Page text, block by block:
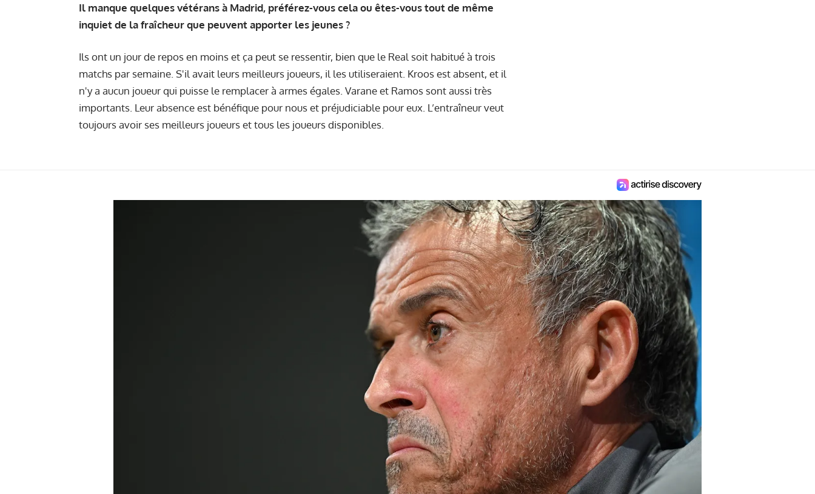
Il manque quelques vétérans à Madrid, préférez-vous cela ou êtes-vous tout de même
inquiet de la fraîcheur que peuvent apporter les jeunes ?
Ils ont un jour de repos en moins et ça peut se ressentir, bien que le Real soit habitué à trois
matchs par semaine. S'il avait leurs meilleurs joueurs, il les utiliseraient. Kroos est absent, et il
n'y a aucun joueur qui puisse le remplacer à armes égales. Varane et Ramos sont aussi très
importants. Leur absence est bénéfique pour nous et préjudiciable pour eux. L’entraîneur veut
toujours avoir ses meilleurs joueurs et tous les joueurs disponibles.